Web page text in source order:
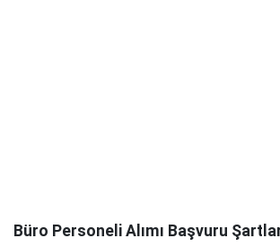
Büro Personeli Alımı Başvuru